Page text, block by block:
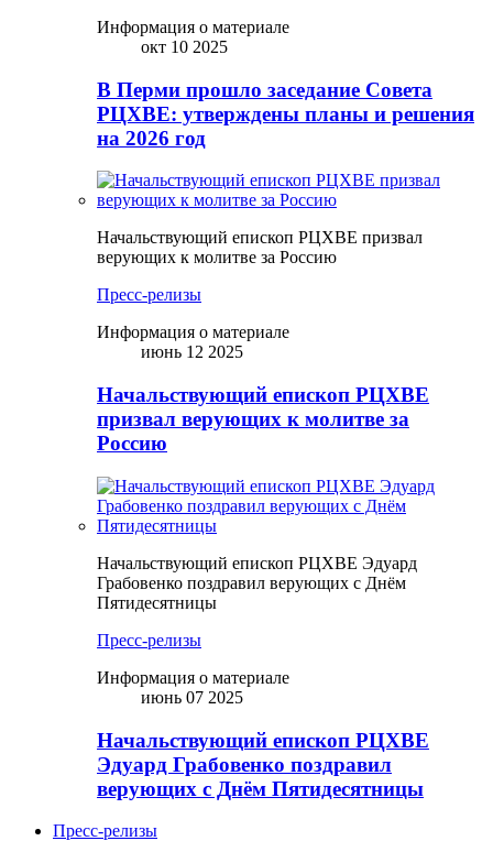
Информация о материале
окт 10 2025
В Перми прошло заседание Совета
РЦХВЕ: утверждены планы и решения
на 2026 год
Начальствующий епископ РЦХВЕ призвал
верующих к молитве за Россию
Пресс-релизы
Информация о материале
июнь 12 2025
Начальствующий епископ РЦХВЕ
призвал верующих к молитве за
Россию
Начальствующий епископ РЦХВЕ Эдуард
Грабовенко поздравил верующих с Днём
Пятидесятницы
Пресс-релизы
Информация о материале
июнь 07 2025
Начальствующий епископ РЦХВЕ
Эдуард Грабовенко поздравил
верующих с Днём Пятидесятницы
Пресс-релизы